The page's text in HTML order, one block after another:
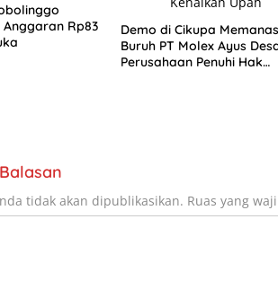
Rp83
Demo di Cikupa
Buruh PT Molex Ayus
Perusahaan Penuhi Hak
tidak akan dipublikasikan. Ruas yang